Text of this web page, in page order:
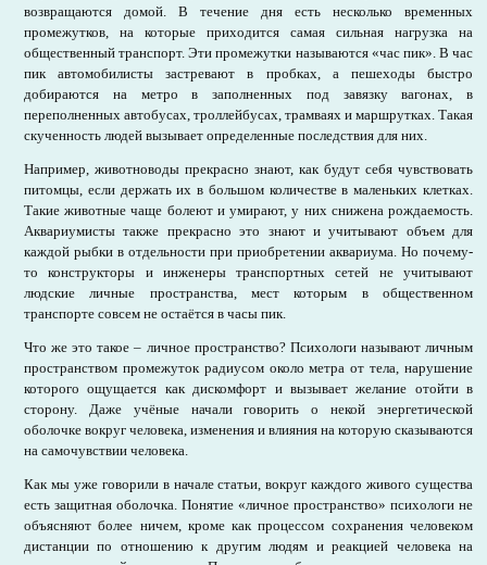
возвращаются домой. В течение дня есть несколько временных
промежутков, на которые приходится самая сильная нагрузка на
общественный транспорт. Эти промежутки называются «час пик». В час
пик автомобилисты застревают в пробках, а пешеходы быстро
добираются на метро в заполненных под завязку вагонах, в
переполненных автобусах, троллейбусах, трамваях и маршрутках. Такая
скученность людей вызывает определенные последствия для них.
Например, животноводы прекрасно знают, как будут себя чувствовать
питомцы, если держать их в большом количестве в маленьких клетках.
Такие животные чаще болеют и умирают, у них снижена рождаемость.
Аквариумисты также прекрасно это знают и учитывают объем для
каждой рыбки в отдельности при приобретении аквариума. Но почему-
то конструкторы и инженеры транспортных сетей не учитывают
людские личные пространства, мест которым в общественном
транспорте совсем не остаётся в часы пик.
Что же это такое – личное пространство? Психологи называют личным
пространством промежуток радиусом около метра от тела, нарушение
которого ощущается как дискомфорт и вызывает желание отойти в
сторону. Даже учёные начали говорить о некой энергетической
оболочке вокруг человека, изменения и влияния на которую сказываются
на самочувствии человека.
Как мы уже говорили в начале статьи, вокруг каждого живого существа
есть защитная оболочка. Понятие «личное пространство» психологи не
объясняют более ничем, кроме как процессом сохранения человеком
дистанции по отношению к другим людям и реакцией человека на